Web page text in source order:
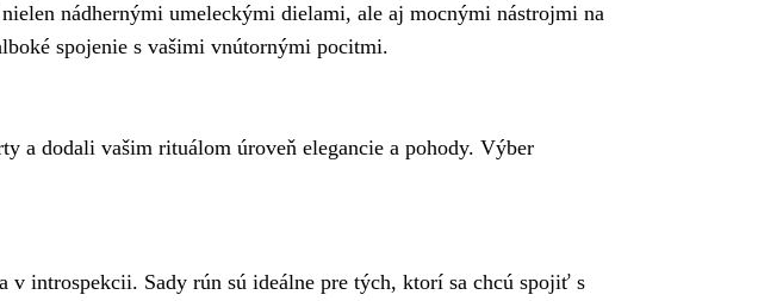
nádhernými umeleckými dielami, ale aj mocnými nástrojmi na
spojenie s vašimi vnútornými pocitmi.
a dodali vašim rituálom úroveň elegancie a pohody. Výber
v introspekcii. Sady rún sú ideálne pre tých, ktorí sa chcú spojiť s